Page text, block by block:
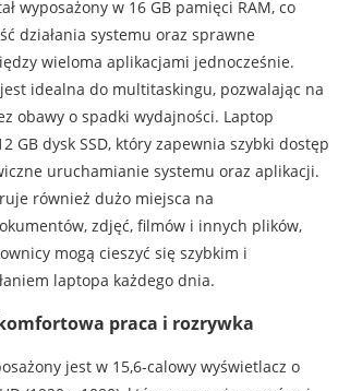
wyposażony w 16 GB pamięci RAM, co
działania systemu oraz sprawne
wieloma aplikacjami jednocześnie.
idealna do multitaskingu, pozwalając na
obawy o spadki wydajności. Laptop
GB dysk SSD, który zapewnia szybki dostęp
uruchamianie systemu oraz aplikacji.
również dużo miejsca na
zdjęć, filmów i innych plików,
mogą cieszyć się szybkim i
laptopa każdego dnia.
praca i rozrywka
jest w 15,6-calowy wyświetlacz o